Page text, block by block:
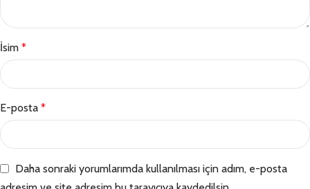
İsim *
E-posta *
Daha sonraki yorumlarımda kullanılması için adım, e-posta